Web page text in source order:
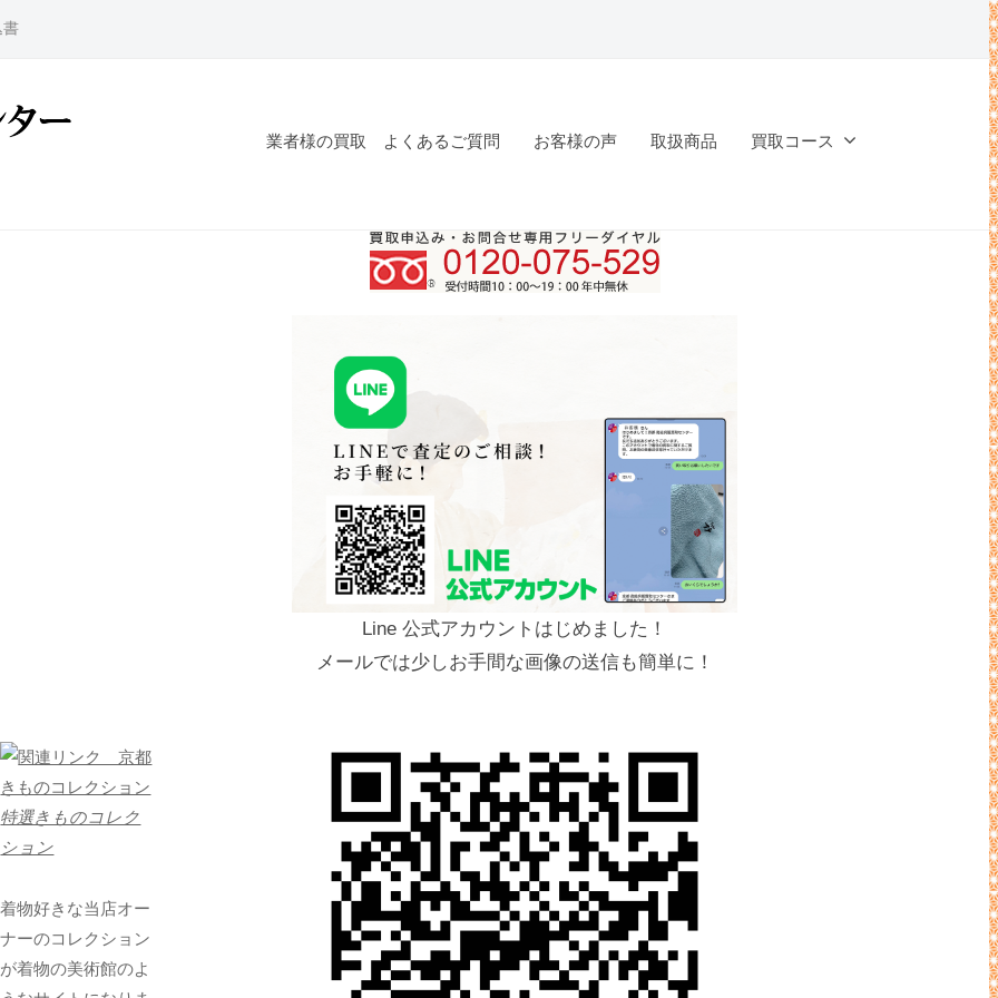
書
買取コース
取扱商品
お客様の声
よくあるご質問
業者様の買取
特選きものコレク
ション
着物好きな当店オー
ナーのコレクション
が着物の美術館のよ
Line 公式アカウントはじめました！
メールでは少しお手間な画像の送信も簡単に！